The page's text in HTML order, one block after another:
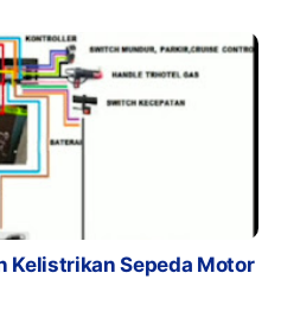
Kelistrikan Sepeda Motor